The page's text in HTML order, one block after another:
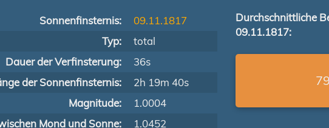
Sonnenfinsternis:
09.11.1817
Typ:
total
Dauer der Verfinsterung:
36s
der Sonnenfinsternis:
2h 19m 40s
Magnitude:
1.0004
Mond und Sonne:
1.0452
Durchschnittliche
09.11.1817: